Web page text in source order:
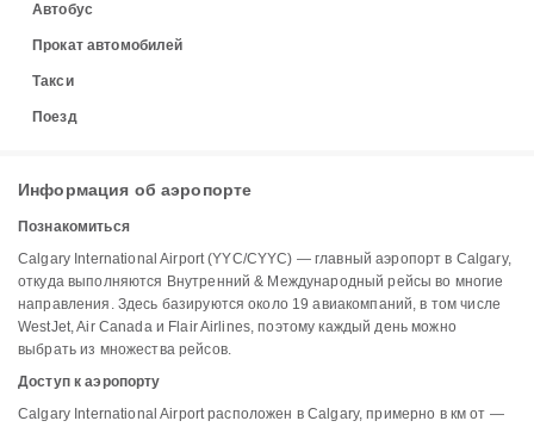
Автобус
Прокат автомобилей
Такси
Поезд
Информация об аэропорте
Познакомиться
Calgary International Airport (YYC/CYYC) — главный аэропорт в Calgary,
откуда выполняются Внутренний & Международный рейсы во многие
направления. Здесь базируются около 19 авиакомпаний, в том числе
WestJet, Air Canada и Flair Airlines, поэтому каждый день можно
выбрать из множества рейсов.
Доступ к аэропорту
Calgary International Airport расположен в Calgary, примерно в км от —